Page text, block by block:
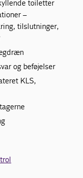
toiletter
–
tilslutninger,
og beføjelser
KLS,